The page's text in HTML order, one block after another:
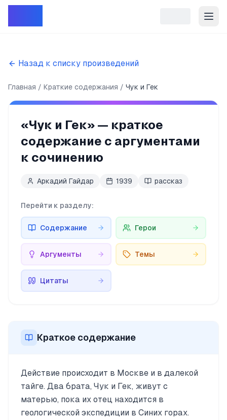
Назад к списку произведений
Главная Краткие содержания Чук и Гек
«Чук и Гек» — краткое
содержание с аргументами
к сочинению
Аркадий Гайдар 1939 рассказ
Перейти к разделу:
Содержание Герои
Аргументы Темы
Цитаты
Краткое содержание
Действие происходит в Москве и в далекой
тайге. Два брата, Чук и Гек, живут с
матерью, пока их отец находится в
геологической экспедиции в Синих горах.